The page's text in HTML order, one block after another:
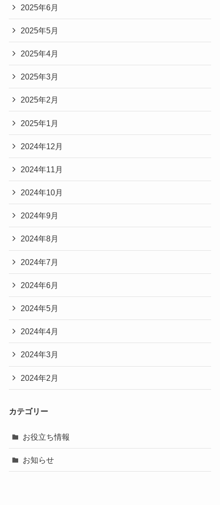
2025年6月
2025年5月
2025年4月
2025年3月
2025年2月
2025年1月
2024年12月
2024年11月
2024年10月
2024年9月
2024年8月
2024年7月
2024年6月
2024年5月
2024年4月
2024年3月
2024年2月
カテゴリー
お役立ち情報
お知らせ